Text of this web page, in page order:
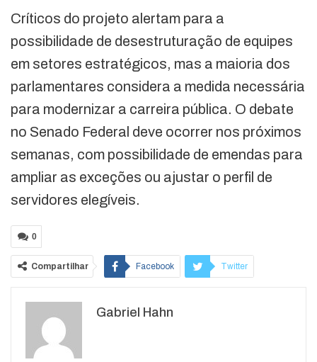
Críticos do projeto alertam para a
possibilidade de desestruturação de equipes
em setores estratégicos, mas a maioria dos
parlamentares considera a medida necessária
para modernizar a carreira pública. O debate
no Senado Federal deve ocorrer nos próximos
semanas, com possibilidade de emendas para
ampliar as exceções ou ajustar o perfil de
servidores elegíveis.
0
Compartilhar Facebook Twitter
WhatsApp
Gabriel Hahn